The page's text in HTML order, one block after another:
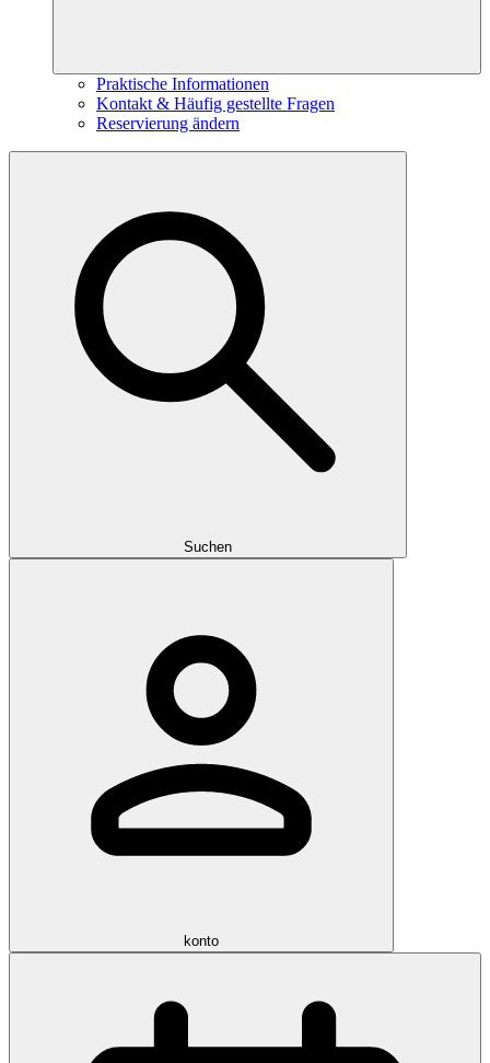
Praktische Informationen
Kontakt & Häufig gestellte Fragen
Reservierung ändern
Suchen
konto